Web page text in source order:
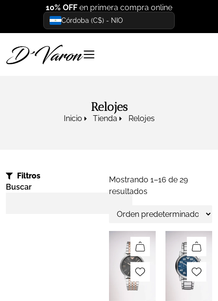
10% OFF en primera compra online
Córdoba (C$) - NIO
Relojes
Inicio Tienda Relojes
Filtros
Buscar
Mostrando 1–16 de 29
resultados